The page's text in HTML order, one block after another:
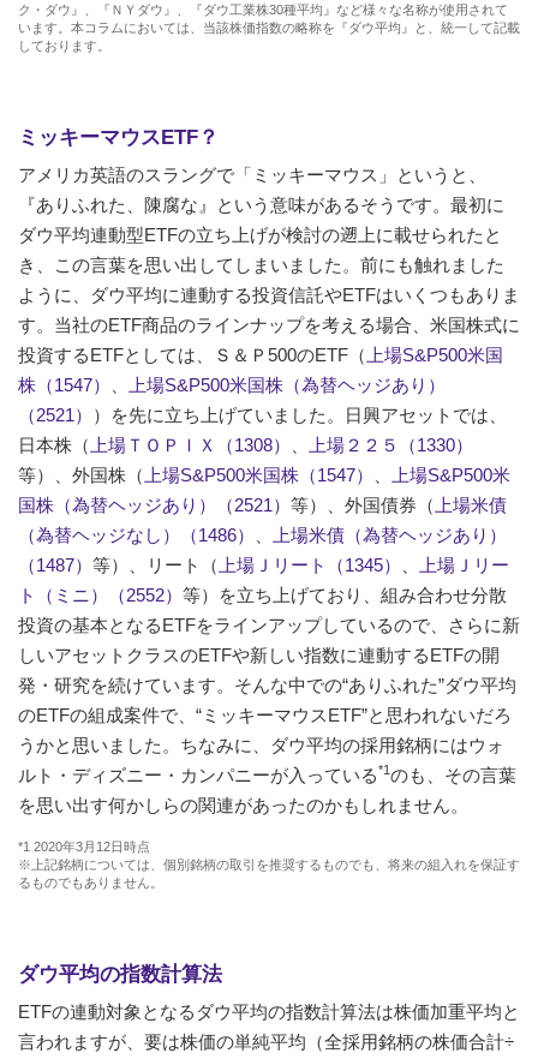
ク・ダウ』、『ＮＹダウ』、『ダウ工業株30種平均』など様々な名称が使用されて
います。本コラムにおいては、当該株価指数の略称を『ダウ平均』と、統一して記載
しております。
ミッキーマウスETF？
アメリカ英語のスラングで「ミッキーマウス」というと、
『ありふれた、陳腐な』という意味があるそうです。最初に
ダウ平均連動型ETFの立ち上げが検討の遡上に載せられたと
き、この言葉を思い出してしまいました。前にも触れました
ように、ダウ平均に連動する投資信託やETFはいくつもありま
す。当社のETF商品のラインナップを考える場合、米国株式に
投資するETFとしては、Ｓ＆Ｐ500のETF（ 上場S&P500米国
株（1547）
上場S&P500米国株（為替ヘッジあり）
（2521）
）を先に立ち上げていました。日興アセットでは、
日本株（ 上場ＴＯＰＩＸ（1308）
上場２２５（1330）
等）、外国株（ 上場S&P500米国株（1547）
上場S&P500米
国株（為替ヘッジあり）（2521） 等）、外国債券（ 上場米債
（為替ヘッジなし）（1486）
上場米債（為替ヘッジあり）
（1487） 等）、リート（ 上場Ｊリート（1345）
上場Ｊリー
ト（ミニ）（2552） 等）を立ち上げており、組み合わせ分散
投資の基本となるETFをラインアップしているので、さらに新
しいアセットクラスのETFや新しい指数に連動するETFの開
発・研究を続けています。そんな中での“ありふれた”ダウ平均
のETFの組成案件で、“ミッキーマウスETF”と思われないだろ
うかと思いました。ちなみに、ダウ平均の採用銘柄にはウォ
ルト・ディズニー・カンパニーが入っている*1 のも、その言葉
を思い出す何かしらの関連があったのかもしれません。
*1 2020年3月12日時点
※上記銘柄については、個別銘柄の取引を推奨するものでも、将来の組入れを保証す
るものでもありません。
ダウ平均の指数計算法
ETFの連動対象となるダウ平均の指数計算法は株価加重平均と
言われますが、要は株価の単純平均（全採用銘柄の株価合計÷